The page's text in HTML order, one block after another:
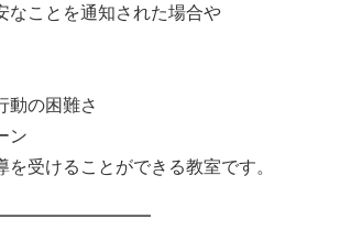
なことを通知された場合や
動の困難さ
ン
を受けることができる教室です。